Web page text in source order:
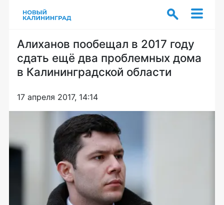
Алиханов пообещал в 2017 году
сдать ещё два проблемных дома
в Калининградской области
17 апреля 2017, 14:14